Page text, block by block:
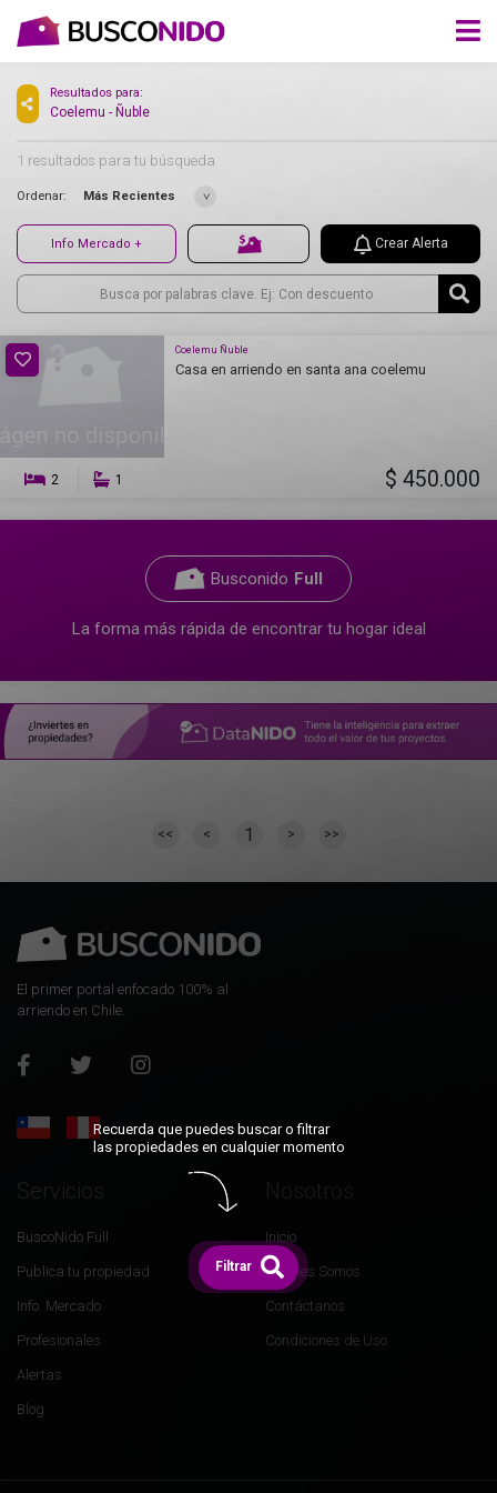
Resultados para:
Coelemu - Ñuble
1 resultados para tu búsqueda
Ordenar: Más Recientes
Info Mercado + Crear Alerta
Coelemu Ñuble
Casa en arriendo en santa ana coelemu
2 1 $ 450.000
Busconido Full
La forma más rápida de encontrar tu hogar ideal
<< < 1 > >>
El primer portal enfocado 100% al
arriendo en Chile.
Servicios
BuscoNido Full
Publica tu propiedad
Info. Mercado
Profesionales
Alertas
Blog
Inicio
Quiénes Somos
Contáctanos
Condiciones de Uso
Recuerda que puedes buscar o filtrar
las propiedades en cualquier momento
Filtrar